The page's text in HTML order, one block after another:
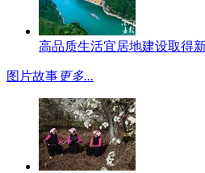
高品质生活宜居地建设取得
图片故事更多...